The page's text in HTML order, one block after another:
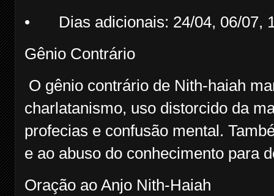
•
Dias adicionais: 24/04, 06/07,
Gênio Contrário
O gênio contrário de Nith-haiah
charlatanismo, uso distorcido da
profecias e confusão mental.
e ao abuso do conhecimento para
Oração ao Anjo Nith-Haiah